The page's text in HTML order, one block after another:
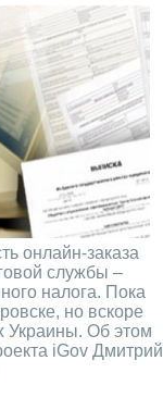
онлайн-заказа
службы –
налога. Пока
но вскоре
Украины. Об этом
iGov Дмитрий